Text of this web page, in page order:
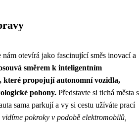
otevírá jako fascinující směs inovací a
směrem k inteligentním
které propojují autonomní vozidla,
pohony. Představte si tichá města s
sama parkují a vy si cestu užíváte prací
vidíme pokroky v podobě elektromobilů,